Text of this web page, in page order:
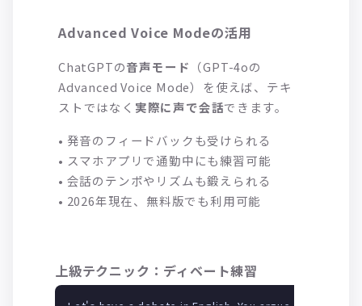
Advanced Voice Modeの活用
ChatGPTの音声モード （GPT-4oの
Advanced Voice Mode）を使えば、テキ
ストではなく 実際に声で会話できます。
• 発音のフィードバックも受けられる
• スマホアプリで通勤中にも練習可能
• 会話のテンポやリズムも鍛えられる
• 2026年現在、無料版でも利用可能
上級テクニック：ディベート練習